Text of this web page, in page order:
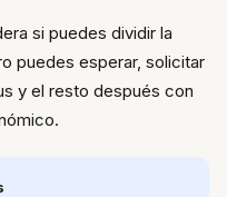
si puedes dividir la
puedes esperar, solicitar
y el resto después con